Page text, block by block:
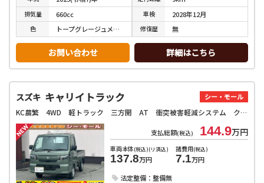
排気量 660cc 車検 2028年12月
色 トープグレージュメタリック 修復歴 無
お問い合わせ 詳細はこちら
スズキ キャリイトラック シー・モール
KC農繁 4WD 軽トラック 三方開 AT 衝突被害軽減システム クリアランスソナー レーンアシスト アイドリングストップ オートライト ESC エアコン パワーウィンドウ
支払総額(税込) 144.9万円
車両本体(税込)(リ済込)
137.8万円
諸費用(税込)
7.1万円
法定整備：整備無